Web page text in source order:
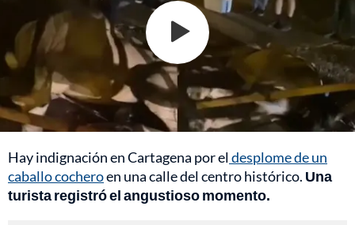
Hay indignación en Cartagena por eldesplome de un
caballo cocheroen una calle del centro histórico. Una
turista registró el angustioso momento.